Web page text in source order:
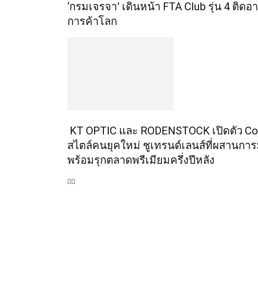
‘กรมเจรจา’ เดินหน้า FTA Club รุ่น 4 ติด
การค้าโลก
KT OPTIC และ RODENSTOCK เปิดตัว
สไตล์คนยุคใหม่ ชูเทรนด์เลนส์ที่ผสานกา
พร้อมรุกตลาดพรีเมียมครึ่งปีหลัง